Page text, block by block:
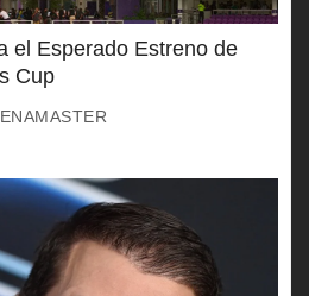
el Esperado Estreno de
Cup